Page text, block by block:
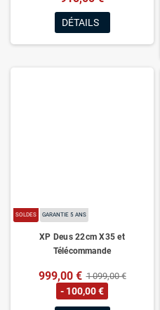
DÉTAILS
SOLDES GARANTIE 5 ANS
XP Deus 22cm X35 et
Télécommande
999,00 € 1 099,00 €
- 100,00 €